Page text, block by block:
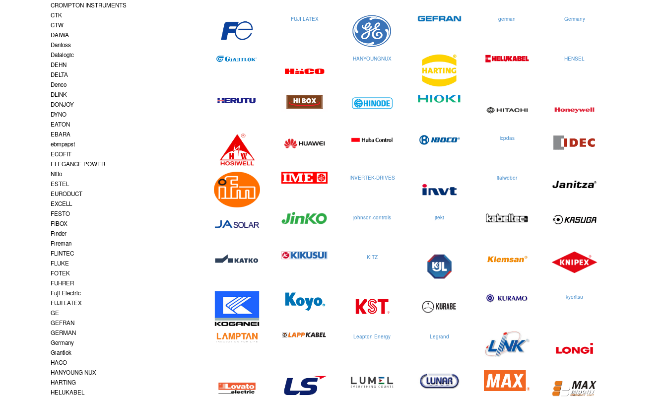
CROMPTON INSTRUMENTS
CTK
CTW
DAIWA
Danfoss
Datalogic
DEHN
DELTA
Denco
DLINK
DONJOY
DYNO
EATON
EBARA
ebmpapst
ECOFIT
ELEGANCE POWER
Nitto
ESTEL
EURODUCT
EXCELL
FESTO
FIBOX
Finder
Fireman
FLINTEC
FLUKE
FOTEK
FUHRER
Fuji Electric
FUJI LATEX
GE
GEFRAN
GERMAN
Germany
Giantlok
HACO
HANYOUNG NUX
HARTING
HELUKABEL
FUJI LATEX german Germany
HANYOUNGNUX HENSEL
icpdas
INVERTEK-DRIVES italweber
johnson-controls jtekt
KITZ
kyoritsu
Leapton Energy Legrand